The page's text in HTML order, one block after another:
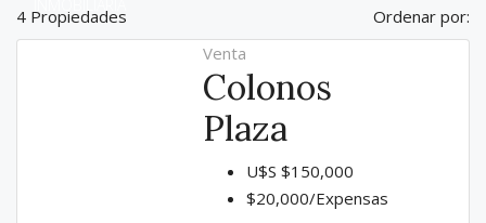
4 Propiedades Ordenar por:
Venta
Colonos
Plaza
U$S $150,000
$20,000/Expensas